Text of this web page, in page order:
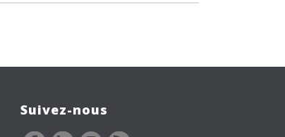
Suivez-nous